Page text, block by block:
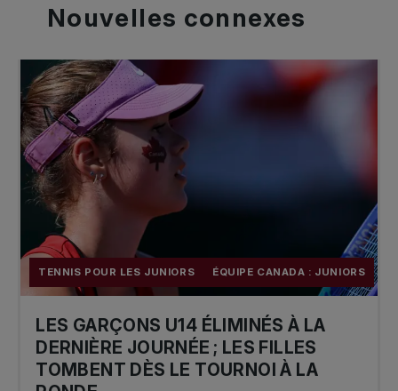
Nouvelles connexes
TENNIS POUR LES JUNIORS ÉQUIPE CANADA : JUNIORS
LES GARÇONS U14 ÉLIMINÉS À LA
DERNIÈRE JOURNÉE ; LES FILLES
TOMBENT DÈS LE TOURNOI À LA